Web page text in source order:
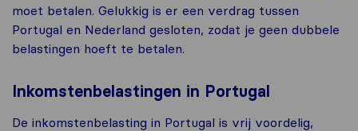
moet betalen. Gelukkig is er een verdrag tussen
Portugal en Nederland gesloten, zodat je geen dubbele
belastingen hoeft te betalen.
Inkomstenbelastingen in Portugal
De inkomstenbelasting in Portugal is vrij voordelig,